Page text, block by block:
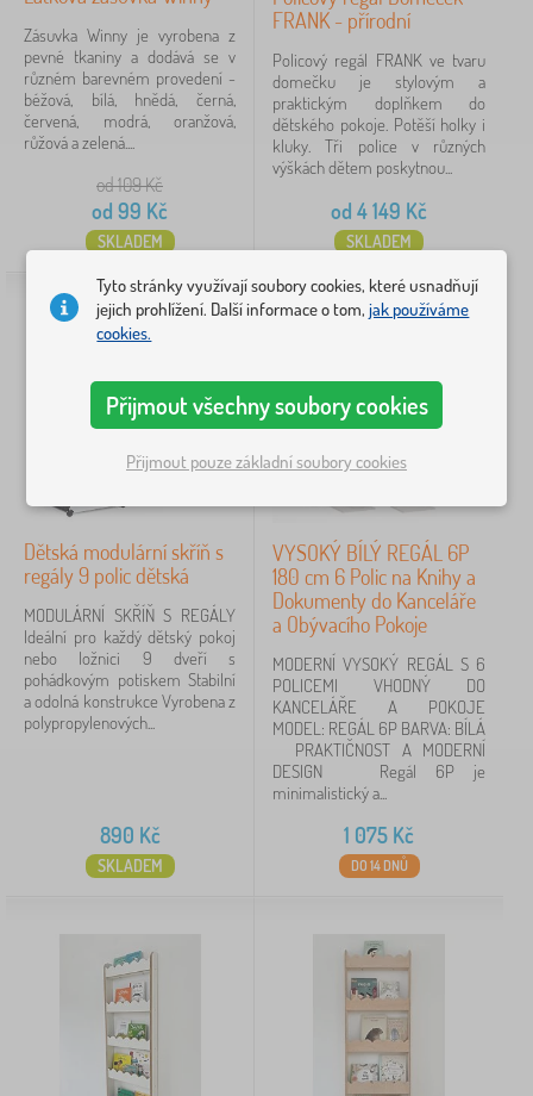
Regál na hračky se nejlépe osvědčí v kombinaci s
truhlou na hračkypro větší kusy aorganizérempro
drobnosti. Celkovou inspiraci na úložiště v pokoji
najdete v článku
Dekorace do dětského pokoje .
laminovaná MDF deska
1
zobrazit
více >
přírodní
12
dub
1
hnědá
1
zobrazit
více >
Motiv
pro kluka
Zásuvka Winny je vyrobena z
pevné tkaniny a dodává se v
různém barevném provedení -
béžová, bílá, hnědá, černá,
červená, modrá, oranžová,
růžová a zelená....
od 109Kč
od 99 Kč
SKLADEM
FRANK - přírodní
Policový regál FRANK ve tvaru
domečku je stylovým a
praktickým doplňkem do
dětského pokoje. Potěší holky i
kluky. Tři police v různých
výškách dětem poskytnou...
od 4 149 Kč
SKLADEM
Dětská modulární skříň s
regály 9 polic dětská
MODULÁRNÍ SKŘÍŇ S REGÁLY
Ideální pro každý dětský pokoj
nebo ložnici 9 dveří s
pohádkovým potiskem Stabilní
a odolná konstrukce Vyrobena z
polypropylenových...
890 Kč
SKLADEM
VYSOKÝ BÍLÝ REGÁL 6P
180 cm 6 Polic na Knihy a
Dokumenty do Kanceláře
a Obývacího Pokoje
MODERNÍ VYSOKÝ REGÁL S 6
POLICEMI VHODNÝ DO
KANCELÁŘE A POKOJE
MODEL: REGÁL 6P BARVA: BÍLÁ
PRAKTIČNOST A MODERNÍ
DESIGN Regál 6P je
minimalistický a...
1 075 Kč
DO 14 DNŮ
Tyto stránky využívají soubory cookies, které usnadňují
jejich prohlížení. Další informace o tom,jak používáme
cookies.
Přijmout všechny soubory cookies
Přijmout pouze základní soubory cookies